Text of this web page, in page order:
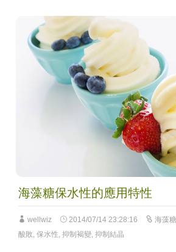
海藻糖保水性的應用特性
wellwiz 2014/07/14 23:28:16 海藻糖
酸敗, 保水性, 抑制褐變, 抑制結晶